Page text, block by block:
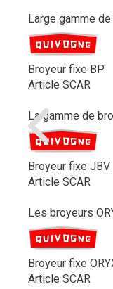
Large gamme
Broyeur fixe BP
Article SCAR
La gamme de
Broyeur fixe JBV
Article SCAR
Les broyeurs
Broyeur fixe
Article SCAR